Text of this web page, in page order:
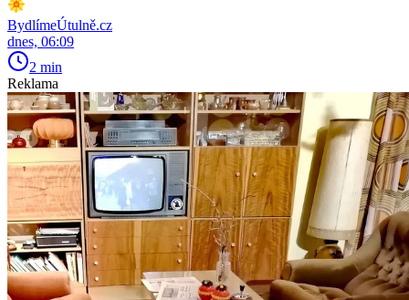
BydlímeÚtulně.cz
dnes, 06:09
2 min
Reklama